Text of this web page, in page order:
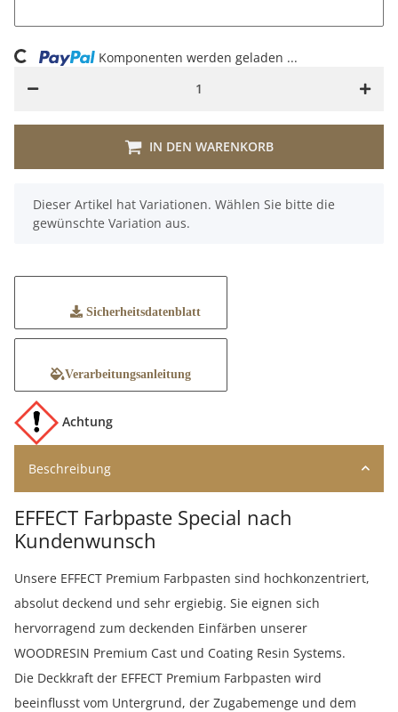
IN DEN WARENKORB
Komponenten werden geladen ...
x
Dieser Artikel hat Variationen. Wählen Sie bitte die
gewünschte Variation aus.
Sicherheitsdatenblatt
Verarbeitungsanleitung
Achtung
Beschreibung
EFFECT Farbpaste Special nach
Kundenwunsch
Unsere EFFECT Premium Farbpasten sind hochkonzentriert,
absolut deckend und sehr ergiebig. Sie eignen sich
hervorragend zum deckenden Einfärben unserer
WOODRESIN Premium Cast und Coating Resin Systems.
Die Deckkraft der EFFECT Premium Farbpasten wird
beeinflusst vom Untergrund, der Zugabemenge und dem